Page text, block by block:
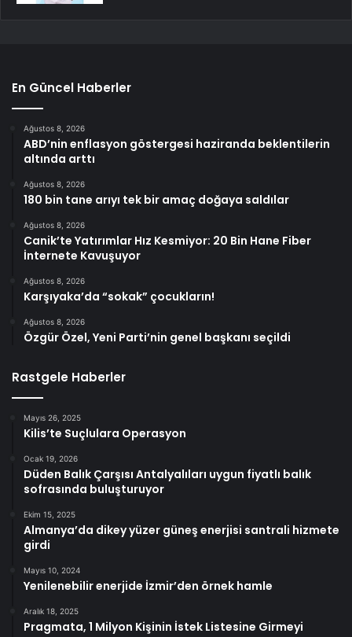
En Güncel Haberler
Ağustos 8, 2026
ABD’nin enflasyon göstergesi haziranda beklentilerin
altında arttı
Ağustos 8, 2026
180 bin tane arıyı tek bir amaç doğaya saldılar
Ağustos 8, 2026
Canik’te Yatırımlar Hız Kesmiyor: 20 Bin Hane Fiber
İnternete Kavuşuyor
Ağustos 8, 2026
Karşıyaka’da “sokak” çocukların!
Ağustos 8, 2026
Özgür Özel, Yeni Parti’nin genel başkanı seçildi
Rastgele Haberler
Mayıs 26, 2025
Kilis’te Suçlulara Operasyon
Ocak 19, 2026
Düden Balık Çarşısı Antalyalıları uygun fiyatlı balık
sofrasında buluşturuyor
Ekim 15, 2025
Almanya’da dikey yüzer güneş enerjisi santrali hizmete
girdi
Mayıs 10, 2024
Yenilenebilir enerjide İzmir’den örnek hamle
Aralık 18, 2025
Pragmata, 1 Milyon Kişinin İstek Listesine Girmeyi